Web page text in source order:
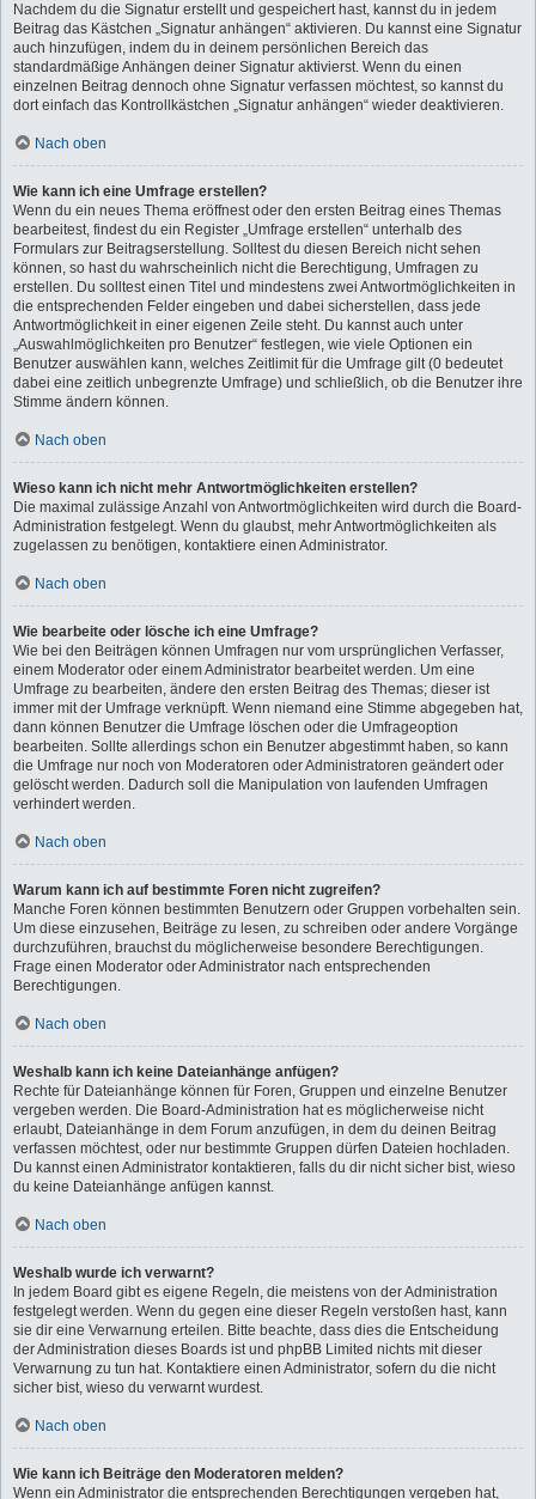
Nachdem du die Signatur erstellt und gespeichert hast, kannst du in jedem
Beitrag das Kästchen „Signatur anhängen“ aktivieren. Du kannst eine Signatur
auch hinzufügen, indem du in deinem persönlichen Bereich das
standardmäßige Anhängen deiner Signatur aktivierst. Wenn du einen
einzelnen Beitrag dennoch ohne Signatur verfassen möchtest, so kannst du
dort einfach das Kontrollkästchen „Signatur anhängen“ wieder deaktivieren.
Nach oben
Wie kann ich eine Umfrage erstellen?
Wenn du ein neues Thema eröffnest oder den ersten Beitrag eines Themas
bearbeitest, findest du ein Register „Umfrage erstellen“ unterhalb des
Formulars zur Beitragserstellung. Solltest du diesen Bereich nicht sehen
können, so hast du wahrscheinlich nicht die Berechtigung, Umfragen zu
erstellen. Du solltest einen Titel und mindestens zwei Antwortmöglichkeiten in
die entsprechenden Felder eingeben und dabei sicherstellen, dass jede
Antwortmöglichkeit in einer eigenen Zeile steht. Du kannst auch unter
„Auswahlmöglichkeiten pro Benutzer“ festlegen, wie viele Optionen ein
Benutzer auswählen kann, welches Zeitlimit für die Umfrage gilt (0 bedeutet
dabei eine zeitlich unbegrenzte Umfrage) und schließlich, ob die Benutzer ihre
Stimme ändern können.
Nach oben
Wieso kann ich nicht mehr Antwortmöglichkeiten erstellen?
Die maximal zulässige Anzahl von Antwortmöglichkeiten wird durch die Board-
Administration festgelegt. Wenn du glaubst, mehr Antwortmöglichkeiten als
zugelassen zu benötigen, kontaktiere einen Administrator.
Nach oben
Wie bearbeite oder lösche ich eine Umfrage?
Wie bei den Beiträgen können Umfragen nur vom ursprünglichen Verfasser,
einem Moderator oder einem Administrator bearbeitet werden. Um eine
Umfrage zu bearbeiten, ändere den ersten Beitrag des Themas; dieser ist
immer mit der Umfrage verknüpft. Wenn niemand eine Stimme abgegeben hat,
dann können Benutzer die Umfrage löschen oder die Umfrageoption
bearbeiten. Sollte allerdings schon ein Benutzer abgestimmt haben, so kann
die Umfrage nur noch von Moderatoren oder Administratoren geändert oder
gelöscht werden. Dadurch soll die Manipulation von laufenden Umfragen
verhindert werden.
Nach oben
Warum kann ich auf bestimmte Foren nicht zugreifen?
Manche Foren können bestimmten Benutzern oder Gruppen vorbehalten sein.
Um diese einzusehen, Beiträge zu lesen, zu schreiben oder andere Vorgänge
durchzuführen, brauchst du möglicherweise besondere Berechtigungen.
Frage einen Moderator oder Administrator nach entsprechenden
Berechtigungen.
Nach oben
Weshalb kann ich keine Dateianhänge anfügen?
Rechte für Dateianhänge können für Foren, Gruppen und einzelne Benutzer
vergeben werden. Die Board-Administration hat es möglicherweise nicht
erlaubt, Dateianhänge in dem Forum anzufügen, in dem du deinen Beitrag
verfassen möchtest, oder nur bestimmte Gruppen dürfen Dateien hochladen.
Du kannst einen Administrator kontaktieren, falls du dir nicht sicher bist, wieso
du keine Dateianhänge anfügen kannst.
Nach oben
Weshalb wurde ich verwarnt?
In jedem Board gibt es eigene Regeln, die meistens von der Administration
festgelegt werden. Wenn du gegen eine dieser Regeln verstoßen hast, kann
sie dir eine Verwarnung erteilen. Bitte beachte, dass dies die Entscheidung
der Administration dieses Boards ist und phpBB Limited nichts mit dieser
Verwarnung zu tun hat. Kontaktiere einen Administrator, sofern du die nicht
sicher bist, wieso du verwarnt wurdest.
Nach oben
Wie kann ich Beiträge den Moderatoren melden?
Wenn ein Administrator die entsprechenden Berechtigungen vergeben hat,